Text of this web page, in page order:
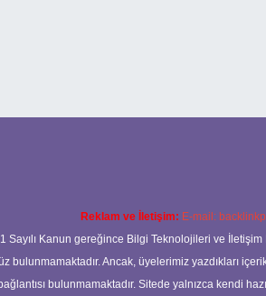
Reklam ve İletişim: E-mail:
Sayılı Kanun gereğince Bilgi Teknolojileri ve
bulunmamaktadır. Ancak, üyelerimiz yazdıkları
bulunmamaktadır. Sitede yalnızca kendi